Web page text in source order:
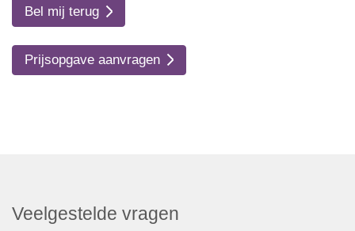
Bel mij terug
Prijsopgave aanvragen
Veelgestelde vragen